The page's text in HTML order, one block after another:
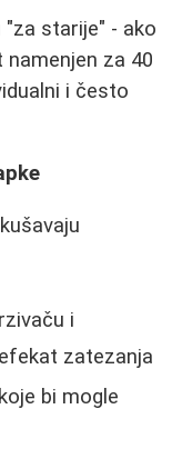
starije" - ako
za 40
i često
i
zatezanja
bi mogle